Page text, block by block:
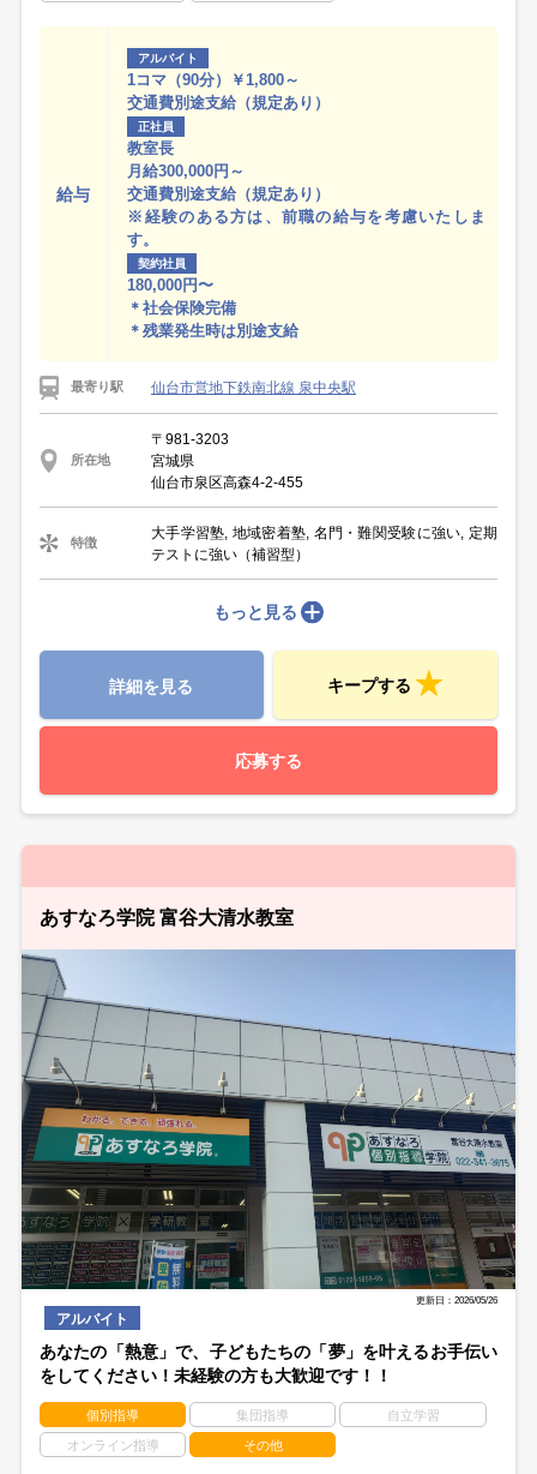
給与
アルバイト
1コマ（90分）￥1,800～
交通費別途支給（規定あり）
正社員
教室長
月給300,000円～
交通費別途支給（規定あり）
※経験のある方は、前職の給与を考慮いたしま
す。
契約社員
180,000円〜
＊社会保険完備
＊残業発生時は別途支給
最寄り駅 仙台市営地下鉄南北線 泉中央駅
所在地
〒981-3203
宮城県
仙台市泉区高森4-2-455
特徴
大手学習塾, 地域密着塾, 名門・難関受験に強い, 定期
テストに強い（補習型）
もっと見る
詳細を見る キープする
応募する
あすなろ学院 富谷大清水教室
更新日：2026/05/26
アルバイト
あなたの「熱意」で、子どもたちの「夢」を叶えるお手伝い
をしてください！未経験の方も大歓迎です！！
個別指導 集団指導 自立学習
オンライン指導 その他